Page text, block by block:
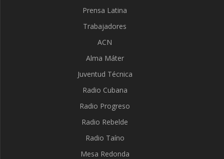
Prensa Latina
Trabajadores
ACN
Alma Máter
Juventud Técnica
Radio Cubana
Radio Progreso
Radio Rebelde
Radio Taíno
Mesa Redonda